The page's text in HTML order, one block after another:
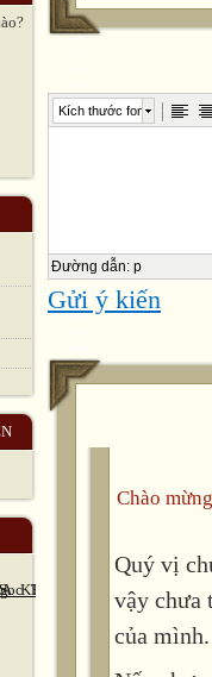
I.
to review
III.
II .
Time
 Ss`
Kích thước font
Đường dẫn: p
Gửi ý kiến
Chào
Quý vị
vậy chưa
của mình.